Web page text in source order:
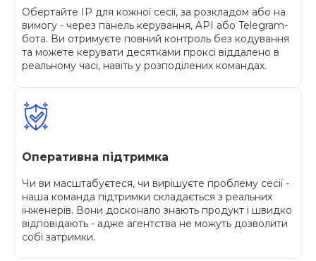
Обертайте IP для кожної сесії, за розкладом або на
вимогу - через панель керування, API або Telegram-
бота. Ви отримуєте повний контроль без кодування
та можете керувати десятками проксі віддалено в
реальному часі, навіть у розподілених командах.
Оперативна підтримка
Чи ви масштабуєтеся, чи вирішуєте проблему сесії -
наша команда підтримки складається з реальних
інженерів. Вони досконало знають продукт і швидко
відповідають - адже агентства не можуть дозволити
собі затримки.